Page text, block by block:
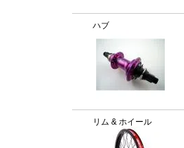
ハブ
リム & ホイール